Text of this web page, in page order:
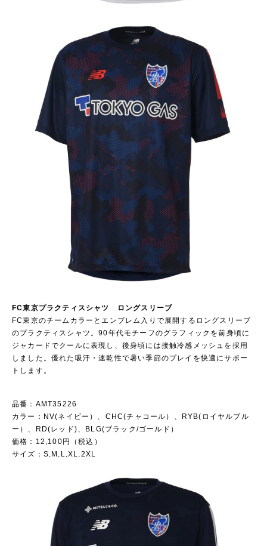
FC東京プラクティスシャツ ロングスリーブ
FC東京のチームカラーとエンブレム入りで展開するロングスリーブ
のプラクティスシャツ。90年代モチーフのグラフィックを前身頃に
ジャカードでクールに表現し、後身頃には接触冷感メッシュを採用
しました。優れた吸汗・速乾性で暑い季節のプレイを快適にサポー
トします。
品番：AMT35226
カラー：NV(ネイビー）、CHC(チャコール）、RYB(ロイヤルブル
ー）、RD(レッド)、BLG(ブラック/ゴールド）
価格：12,100円（税込）
サイズ：S,M,L,XL,2XL